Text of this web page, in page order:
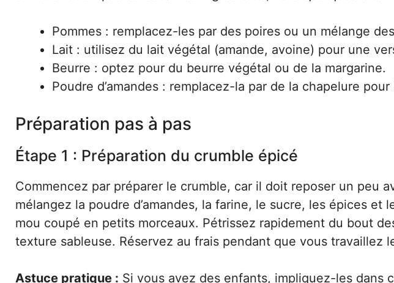
Pommes : remplacez-les par des poires ou un mélange
Lait : utilisez du lait végétal (amande, avoine) pour une
Beurre : optez pour du beurre végétal ou de la margarine.
Poudre d’amandes : remplacez-la par de la chapelure
Préparation pas à pas
Étape 1 : Préparation du crumble épicé
Commencez par préparer le crumble, car il doit reposer un peu
mélangez la poudre d’amandes, la farine, le sucre, les épices et
mou coupé en petits morceaux. Pétrissez rapidement du bout
texture sableuse. Réservez au frais pendant que vous travaillez
Astuce pratique : Si vous avez des enfants, impliquez-les dans